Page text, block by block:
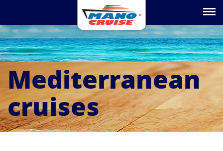
Toggle
Mediterranean
cruises